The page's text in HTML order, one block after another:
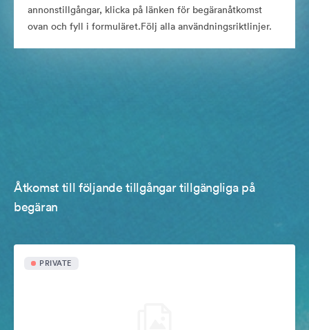
annonstillgångar, klicka på länken för begäranåtkomst
ovan och fyll i formuläret.Följ alla användningsriktlinjer.
Åtkomst till följande tillgångar tillgängliga på
begäran
PRIVATE